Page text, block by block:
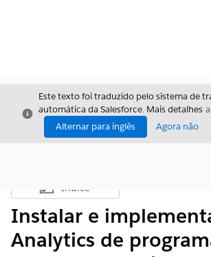
Fechar
Este texto foi traduzido pelo sistema de
automática da Salesforce. Mais detalhes
Alternar para inglês
Agora não
Mostrar índice
Índice
Instalar e
Analytics de